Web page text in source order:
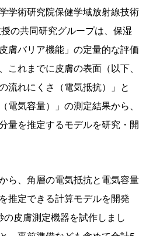
学術研究院保健学域放射線技術
の共同研究グループは、保湿
膚バリア機能」の定量的な評価
これまでに皮膚の表面（以下、
流れにくさ（電気抵抗）」と
電気容量）」の測定結果から、
量を推定するモデルを研究・開
ら、角層の電気抵抗と電気容量
推定できる計算モデルを開発
皮膚測定機器を試作しまし